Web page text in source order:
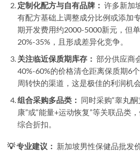
定制化配方与自有品牌： 许多新加
有配方基础上调整成分比例或添加
期开发费用约2000-5000新元，但
20%-35%，且形成差异化竞争。
关注临近保质期库存： 部分供应商
40%-60%的价格清仓距离保质期6
周转快的渠道，这是极佳的利润机会
组合采购多品类： 同时采购“睾丸
康”或“能量+运动恢复”等关联品类
综合折扣。
💡 专业建议： 新加坡男性保健品批发